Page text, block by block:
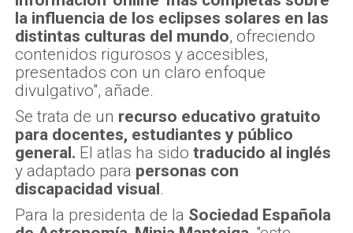
"Aspiramos a ser una de las fuentes de
información 'online' más completas sobre
la influencia de los eclipses solares en las
distintas culturas del mundo, ofreciendo
contenidos rigurosos y accesibles,
presentados con un claro enfoque
divulgativo", añade.
Se trata de unrecurso educativo gratuito
para docentes, estudiantes y público
general.El atlas ha sidotraducido al inglés
y adaptado parapersonas con
discapacidad visual.